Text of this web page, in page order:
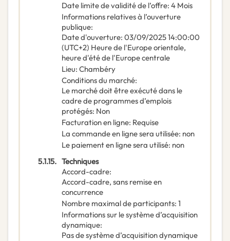
Date limite de validité de l’offre: 4 Mois
Informations relatives à l’ouverture
publique:
Date d'ouverture: 03/09/202514:00:00
(UTC+2) Heure de l'Europe orientale,
heure d'été de l'Europe centrale
Lieu: Chambéry
Conditions du marché:
Le marché doit être exécuté dans le
cadre de programmes d’emplois
protégés: Non
Facturation en ligne: Requise
La commande en ligne sera utilisée: non
Le paiement en ligne sera utilisé: non
5.1.15. Techniques
Accord-cadre:
Accord-cadre, sans remise en
concurrence
Nombre maximal de participants: 1
Informations sur le système d’acquisition
dynamique:
Pas de système d’acquisition dynamique